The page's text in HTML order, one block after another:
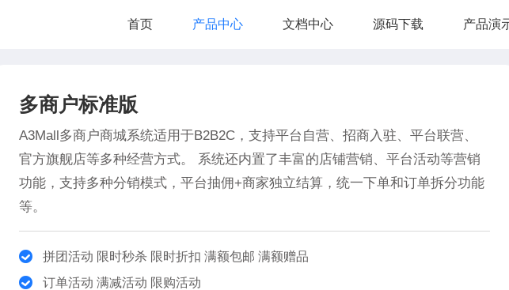
首页 产品中心 文档中心 源码下载 产品演
多商户标准版
A3Mall多商户商城系统适用于B2B2C，支持平台自营、招商入驻、平台联营、
官方旗舰店等多种经营方式。 系统还内置了丰富的店铺营销、平台活动等营销
功能，支持多种分销模式，平台抽佣+商家独立结算，统一下单和订单拆分功能
等。
拼团活动 限时秒杀 限时折扣 满额包邮 满额赠品
订单活动 满减活动 限购活动